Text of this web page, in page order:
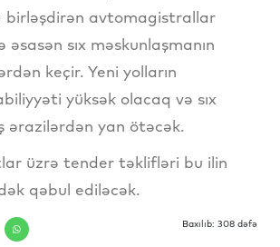
birləşdirən avtomagistrallar
əsasən sıx məskunlaşmanın
keçir. Yeni yolların
yüksək olacaq və sıx
ərazilərdən yan ötəcək.
üzrə tender təklifləri bu ilin
qəbul ediləcək.
Baxılıb: 308 dəfə